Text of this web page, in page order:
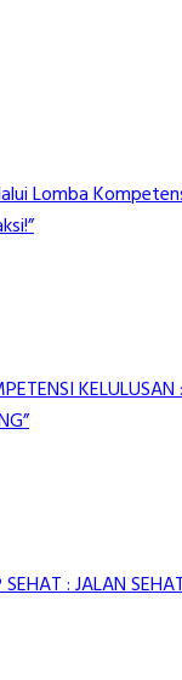
Lomba
KELULUSAN
: JALAN